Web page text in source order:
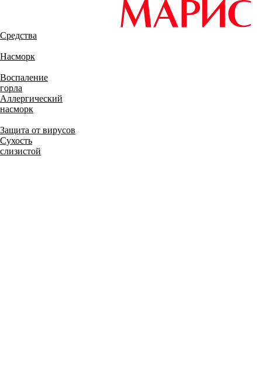
Средства
Насморк
Воспаление
горла
Аллергический
насморк
Защита от вирусов
Сухость
слизистой